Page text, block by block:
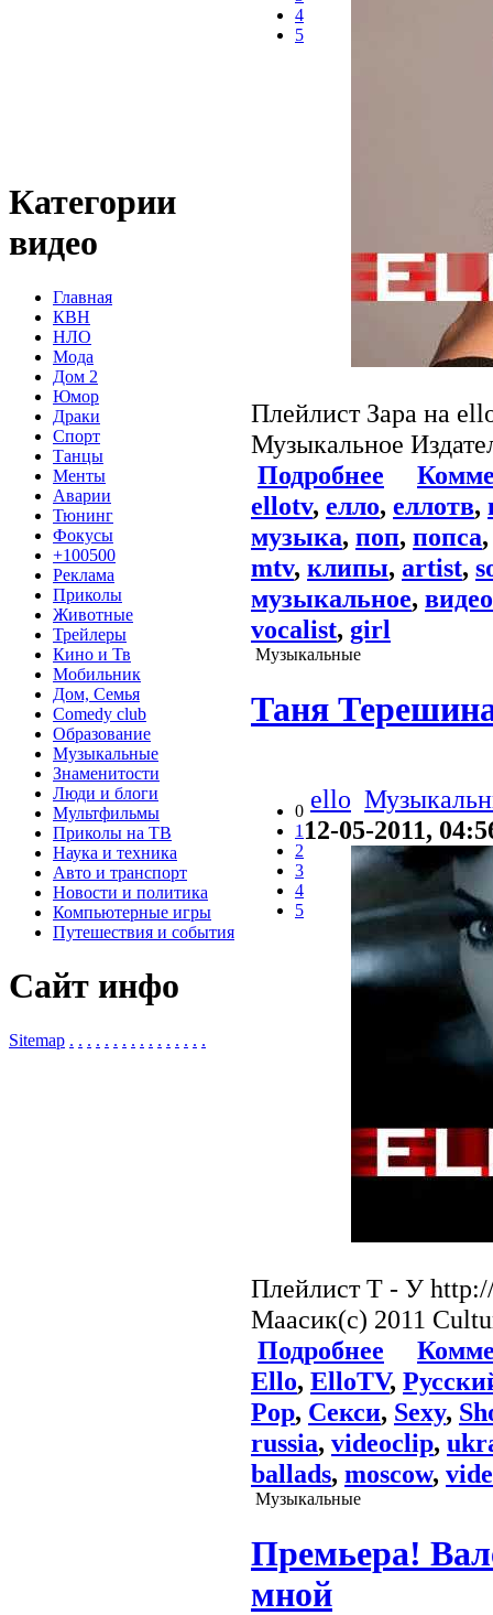
Категории
видео
Главная
КВН
НЛО
Мода
Дом 2
Юмор
Драки
Спорт
Танцы
Менты
Аварии
Тюнинг
Фокусы
+100500
Реклама
Приколы
Животные
Трейлеры
Кино и Тв
Мобильник
Дом, Семья
Comedy club
Образование
Музыкальные
Знаменитости
Люди и блоги
Мультфильмы
Приколы на ТВ
Наука и техника
Авто и транспорт
Новости и политика
Компьютерные игры
Путешествия и события
Сайт инфо
Sitemap . . . . . . . . . . . . . . . .
4
5
Плейлист Зара на
Музыкальное
Подробнее
ellotv, елло, еллотв,
музыка, поп, попса
mtv, клипы, artist,
музыкальное, видео
vocalist, girl
Музыкальные
Таня
0
1
2
3
4
5
ello
12-05-2011,
Плейлист Т - У
Маасик(c) 2011
Подробнее
Ello, ElloTV,
Pop, Секси, Sexy,
russia, videoclip,
ballads, moscow,
Музыкальные
Премьера!
мной